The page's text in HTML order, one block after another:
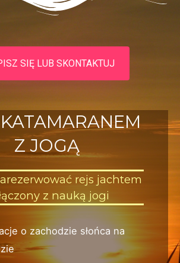
Z JOGĄ
rejs jachtem
z nauką jogi
o zachodzie słońca na
SIĘ LUB SKONTAKTUJ